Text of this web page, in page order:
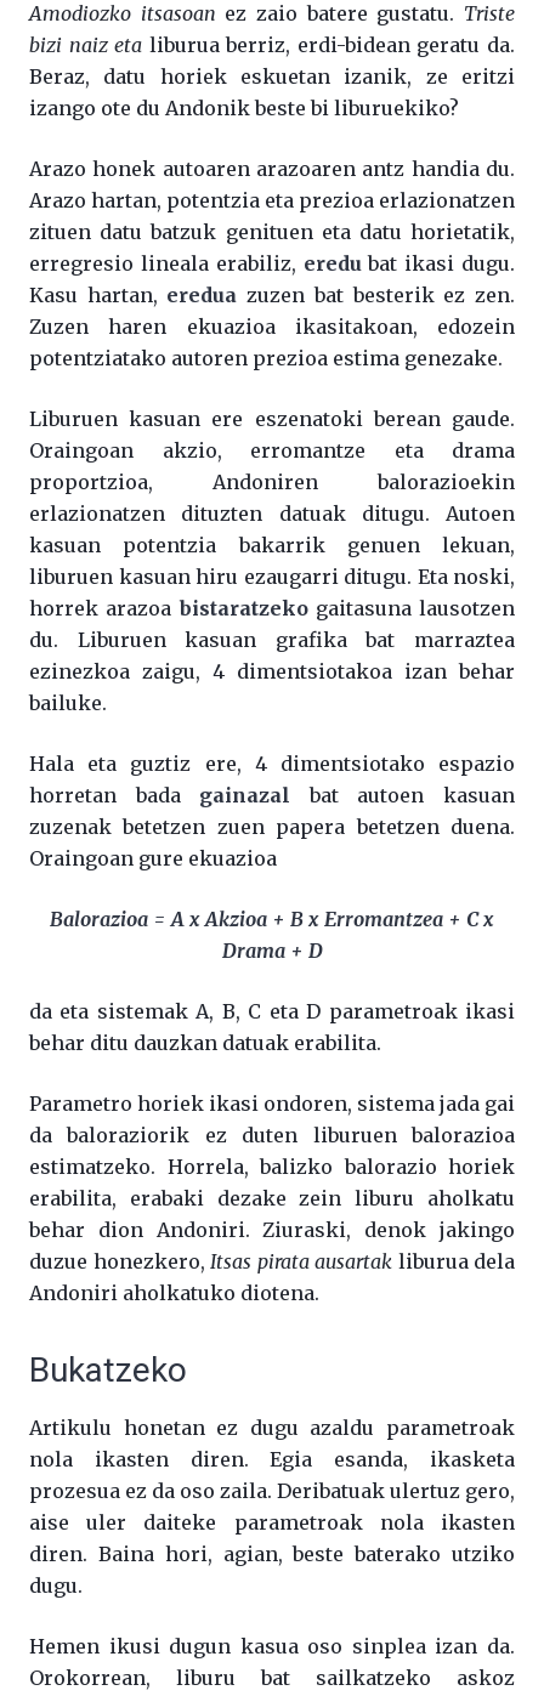
Amodiozko itsasoan ez zaio batere gustatu. Triste
bizi naiz eta liburua berriz, erdi-bidean geratu da.
Beraz, datu horiek eskuetan izanik, ze eritzi
izango ote du Andonik beste bi liburuekiko?
Arazo honek autoaren arazoaren antz handia du.
Arazo hartan, potentzia eta prezioa erlazionatzen
zituen datu batzuk genituen eta datu horietatik,
erregresio lineala erabiliz, eredubat ikasi dugu.
Kasu hartan, eredua zuzen bat besterik ez zen.
Zuzen haren ekuazioa ikasitakoan, edozein
potentziatako autoren prezioa estima genezake.
Liburuen kasuan ere eszenatoki berean gaude.
Oraingoan akzio, erromantze eta drama
proportzioa, Andoniren balorazioekin
erlazionatzen dituzten datuak ditugu. Autoen
kasuan potentzia bakarrik genuen lekuan,
liburuen kasuan hiru ezaugarri ditugu. Eta noski,
horrek arazoabistaratzekogaitasuna lausotzen
du. Liburuen kasuan grafika bat marraztea
ezinezkoa zaigu, 4 dimentsiotakoa izan behar
bailuke.
Hala eta guztiz ere, 4 dimentsiotako espazio
horretan bada gainazal bat autoen kasuan
zuzenak betetzen zuen papera betetzen duena.
Oraingoan gure ekuazioa
Balorazioa = A x Akzioa + B x Erromantzea + C x
Drama + D
da eta sistemak A, B, C eta D parametroak ikasi
behar ditu dauzkan datuak erabilita.
Parametro horiek ikasi ondoren, sistema jada gai
da baloraziorik ez duten liburuen balorazioa
estimatzeko. Horrela, balizko balorazio horiek
erabilita, erabaki dezake zein liburu aholkatu
behar dion Andoniri. Ziuraski, denok jakingo
duzue honezkero, Itsas pirata ausartak liburua dela
Andoniri aholkatuko diotena.
Bukatzeko
Artikulu honetan ez dugu azaldu parametroak
nola ikasten diren. Egia esanda, ikasketa
prozesua ez da oso zaila. Deribatuak ulertuz gero,
aise uler daiteke parametroak nola ikasten
diren. Baina hori, agian, beste baterako utziko
dugu.
Hemen ikusi dugun kasua oso sinplea izan da.
Orokorrean, liburu bat sailkatzeko askoz